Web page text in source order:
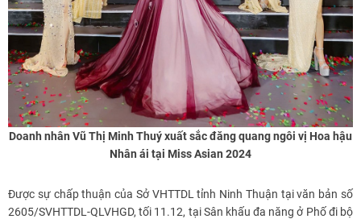
Doanh nhân Vũ Thị Minh Thuý xuất sắc đăng quang ngôi vị Hoa hậu
Nhân ái tại Miss Asian 2024
Được sự chấp thuận của Sở VHTTDL tỉnh Ninh Thuận tại văn bản số
2605/SVHTTDL-QLVHGD, tối 11.12, tại Sân khấu đa năng ở Phố đi bộ